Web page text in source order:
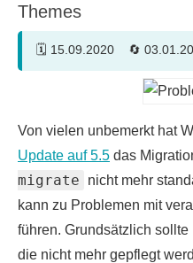
Themes
15.09.2020
Von vielen unbemerkt hat
Update auf 5.5 das
migrate
nicht mehr
kann zu Problemen mit
führen. Grundsätzlich
die nicht mehr gepflegt